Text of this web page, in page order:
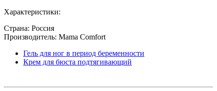
Характеристики:
Страна: Россия
Производитель: Mama Comfort
Гель для ног в период беременности
Крем для бюста подтягивающий